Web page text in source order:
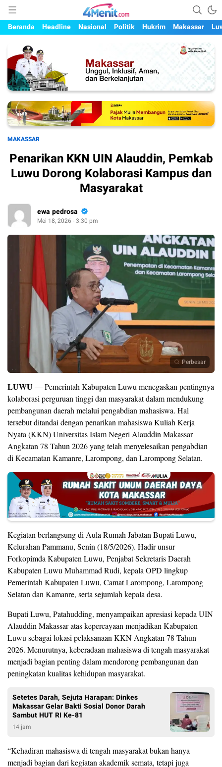
4menit.com
Mengungkap Kisah, Setiap Hari
Beranda
Headline Nasional Politik Hukrim Makassar
MAKASSAR
Penarikan KKN UIN Alauddin, Pemkab
Luwu Dorong Kolaborasi Kampus dan
Masyarakat
ewa pedrosa
Mei 18, 2026 - 3:30 pm
Perbesar
LUWU— Pemerintah Kabupaten Luwu menegaskan pentingnya
kolaborasi perguruan tinggi dan masyarakat dalam mendukung
pembangunan daerah melalui pengabdian mahasiswa. Hal
tersebut ditandai dengan penarikan mahasiswa Kuliah Kerja
Nyata (KKN) Universitas Islam Negeri Alauddin Makassar
Angkatan 78 Tahun 2026 yang telah menyelesaikan pengabdian
di Kecamatan Kamanre, Larompong, dan Larompong Selatan.
Kegiatan berlangsung di Aula Rumah Jabatan Bupati Luwu,
Kelurahan Pammanu, Senin (18/5/2026). Hadir unsur
Forkopimda Kabupaten Luwu, Penjabat Sekretaris Daerah
Kabupaten Luwu Muhammad Rudi, kepala OPD lingkup
Pemerintah Kabupaten Luwu, Camat Larompong, Larompong
Selatan dan Kamanre, serta sejumlah kepala desa.
Bupati Luwu, Patahudding, menyampaikan apresiasi kepada UIN
Alauddin Makassar atas kepercayaan menjadikan Kabupaten
Luwu sebagai lokasi pelaksanaan KKN Angkatan 78 Tahun
2026. Menurutnya, keberadaan mahasiswa di tengah masyarakat
menjadi bagian penting dalam mendorong pembangunan dan
peningkatan kualitas kehidupan masyarakat.
Setetes Darah, Sejuta Harapan: Dinkes
Makassar Gelar Bakti Sosial Donor Darah
Sambut HUT RI Ke-81
14 jam
“Kehadiran mahasiswa di tengah masyarakat bukan hanya
menjadi bagian dari kegiatan akademik semata, tetapi juga